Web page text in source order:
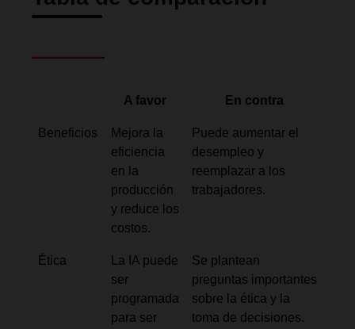
A favor En contra
Beneficios
Mejora la
eficiencia
en la
producción
y reduce los
costos.
Puede aumentar el
desempleo y
reemplazar a los
trabajadores.
Ética
La IA puede
ser
programada
para ser
Se plantean
preguntas importantes
sobre la ética y la
toma de decisiones.